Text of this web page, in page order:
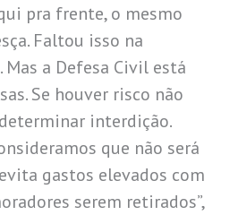
pra frente, o mesmo
Faltou isso na
a Defesa Civil está
Se houver risco não
interdição.
que não será
gastos elevados com
serem retirados”,